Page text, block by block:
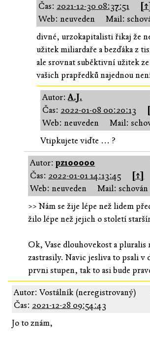
Čas: 2021-12-30 08:37:51
[↑]
Web: neuveden
Mail:
divné, urzokapitalisti řikaj že
užitek miliardaře a bezďáka z
ale srovnat suběktivní užitek ze
vašich prapředků najednou
Autor:A.J.
Čas: 2022-01-08 00:20:13
Web: neuveden
Mail:
Vtipkujete viďte ... ?
Autor:pz100000
Čas: 2022-01-01 14:13:45
[↑]
Web: neuveden
Mail: schován
>> Nám se žije lépe než lidem
žilo lépe než jejich o století
Ok, Vase dlouhovekost a pluralis
zastrasily. Navic jesliva to psali v
prvni stupen, tak to asi bude
Autor: Vostálník (neregistrovaný)
Čas: 2021-12-28 09:54:43
Jo to znám,